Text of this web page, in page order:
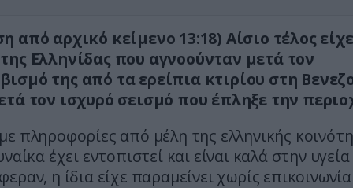
από αρχικό κείμενο 13:18) Αίσιο τέλος
Ελληνίδας που αγνοούνταν μετά τον
της από τα ερείπια κτιρίου στη
τον ισχυρό σεισμό που έπληξε την
πληροφορίες από μέλη της ελληνικής
έχει εντοπιστεί και είναι καλά στην
η ίδια είχε παραμείνει χωρίς